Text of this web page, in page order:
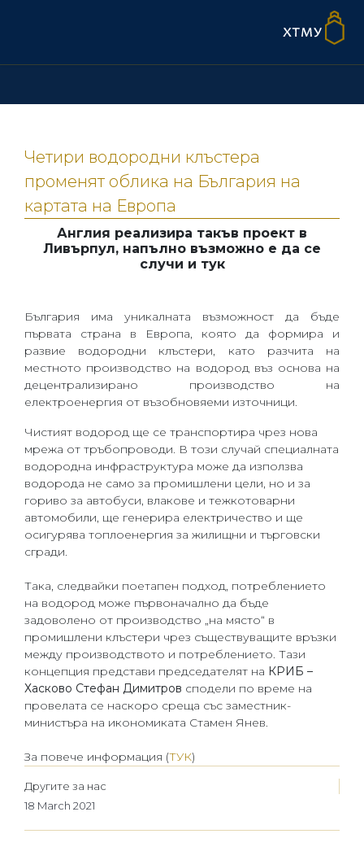
Четири водородни клъстера
променят облика на България на
картата на Европа
Англия реализира такъв проект в
Ливърпул, напълно възможно е да се
случи и тук
България има уникалната възможност да бъде
първата страна в Европа, която да формира и
развие водородни клъстери, като разчита на
местното производство на водород въз основа на
децентрализирано производство на
електроенергия от възобновяеми източници.
Чистият водород ще се транспортира чрез нова
мрежа от тръбопроводи. В този случай специалната
водородна инфраструктура може да използва
водорода не само за промишлени цели, но и за
гориво за автобуси, влакове и тежкотоварни
автомобили, ще генерира електричество и ще
осигурява топлоенергия за жилищни и търговски
сгради.
Така, следвайки поетапен подход, потреблението
на водород може първоначално да бъде
задоволено от производство „на място“ в
промишлени клъстери чрез съществуващите връзки
между производството и потреблението. Тази
концепция представи председателят на КРИБ –
Хасково Стефан Димитров сподели по време на
провелата се наскоро среща със заместник-
министъра на икономиката Стамен Янев.
За повече информация (ТУК)
Другите за нас
18 March 2021